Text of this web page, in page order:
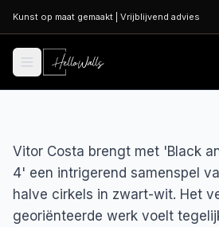
Ga naar hoofdinhoud
Kunst op maat gemaakt Vrijblijvend advies
Vitor Costa brengt met 'Black
4' een intrigerend samenspel
halve cirkels in zwart-wit. Het
georiënteerde werk voelt